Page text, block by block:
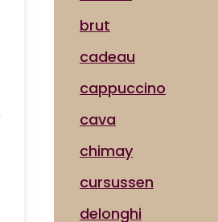
brut
cadeau
cappuccino
cava
chimay
cursussen
delonghi